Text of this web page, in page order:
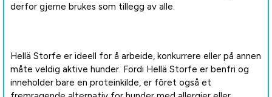
derfor gjerne brukes som tillegg av alle.
Hellä Storfe er ideell for å arbeide, konkurrere eller på annen
måte veldig aktive hunder. Fordi Hellä Storfe er benfri og
inneholder bare en proteinkilde, er fôret også et